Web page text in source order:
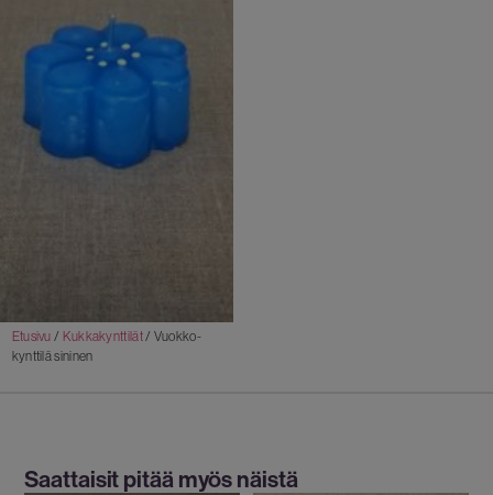
Etusivu / Kukkakynttilät/ Vuokko-
kynttilä sininen
Saattaisit pitää myös näistä